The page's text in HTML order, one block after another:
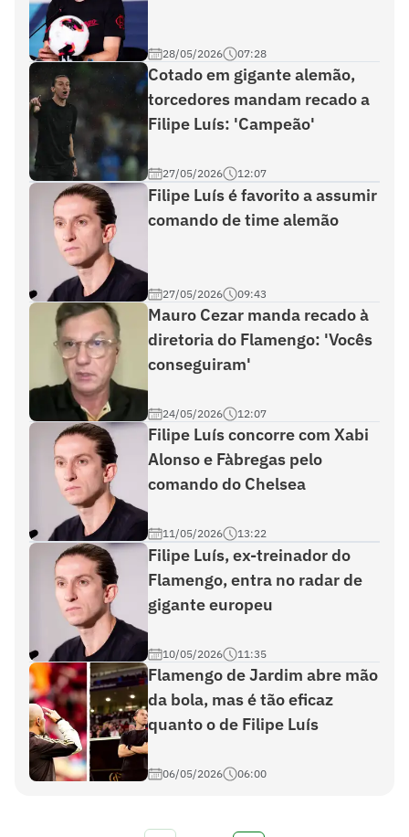
28/05/2026 07:28
Cotado em gigante alemão,
torcedores mandam recado a
Filipe Luís: 'Campeão'
27/05/2026 12:07
Filipe Luís é favorito a assumir
comando de time alemão
27/05/2026 09:43
Mauro Cezar manda recado à
diretoria do Flamengo: 'Vocês
conseguiram'
24/05/2026 12:07
Filipe Luís concorre com Xabi
Alonso e Fàbregas pelo
comando do Chelsea
11/05/2026 13:22
Filipe Luís, ex-treinador do
Flamengo, entra no radar de
gigante europeu
10/05/2026 11:35
Flamengo de Jardim abre mão
da bola, mas é tão eficaz
quanto o de Filipe Luís
06/05/2026 06:00